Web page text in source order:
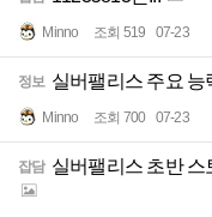
Minno 조회 519 07-23
정보 실버팰리스 주요 능
Minno 조회 700 07-23
잡담 실버팰리스 초반 스